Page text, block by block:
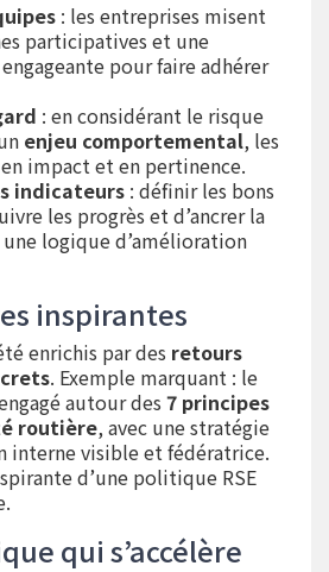
: les entreprises misent
participatives et une
pour faire adhérer
: en considérant le risque
enjeu comportemental, les
impact et en pertinence.
indicateurs : définir les bons
les progrès et d’ancrer la
logique d’amélioration
inspirantes
enrichis par des retours
. Exemple marquant : le
autour des 7 principes
routière, avec une stratégie
interne visible et fédératrice.
d’une politique RSE
qui s’accélère